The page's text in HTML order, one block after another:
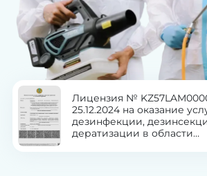
Лицензия №
25.12.2024 на оказание
дезинфекции,
дератизации в области